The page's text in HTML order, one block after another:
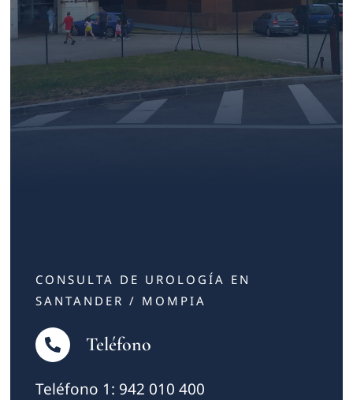
Contacto
CONSULTA DE UROLOGÍA EN
SANTANDER / MOMPIA
Teléfono
Teléfono 1: 942 010 400